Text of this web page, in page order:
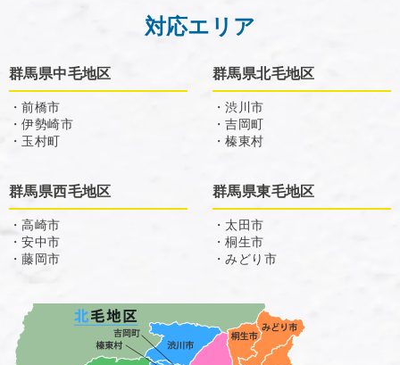
対応エリア
群馬県中毛地区
・前橋市
・伊勢崎市
・玉村町
群馬県北毛地区
・渋川市
・吉岡町
・榛東村
群馬県西毛地区
・高崎市
・安中市
・藤岡市
群馬県東毛地区
・太田市
・桐生市
・みどり市